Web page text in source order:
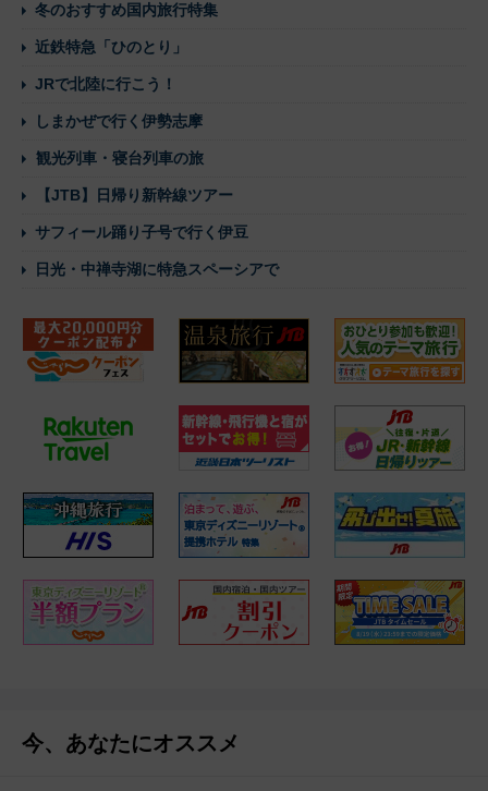
冬のおすすめ国内旅行特集
近鉄特急「ひのとり」
JRで北陸に行こう！
しまかぜで行く伊勢志摩
観光列車・寝台列車の旅
【JTB】日帰り新幹線ツアー
サフィール踊り子号で行く伊豆
日光・中禅寺湖に特急スペーシアで
今、あなたにオススメ